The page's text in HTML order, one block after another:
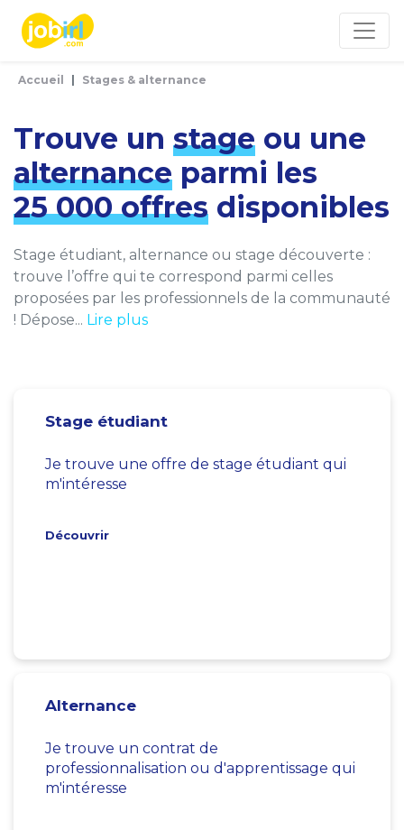
Accueil Stages & alternance
Trouve un stage ou une
alternance parmi les
25 000 offres disponibles
Stage étudiant, alternance ou stage découverte :
trouve l’offre qui te correspond parmi celles
proposées par les professionnels de la communauté
! Dépose... Lire plus
Stage étudiant
Je trouve une offre de stage étudiant qui
m'intéresse
Découvrir
Alternance
Je trouve un contrat de
professionnalisation ou d'apprentissage qui
m'intéresse
Panneau de gestion des cookies